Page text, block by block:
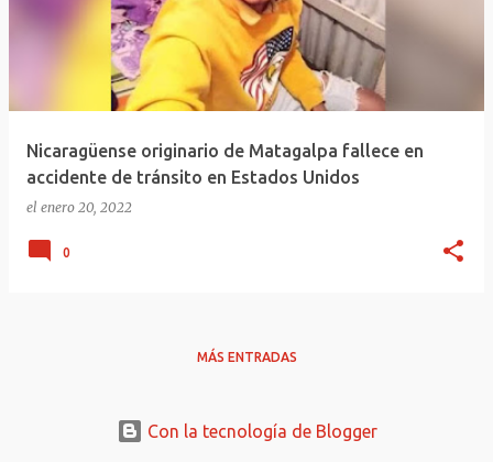
Nicaragüense originario de Matagalpa fallece en
accidente de tránsito en Estados Unidos
el enero 20, 2022
0
MÁS ENTRADAS
Con la tecnología de Blogger